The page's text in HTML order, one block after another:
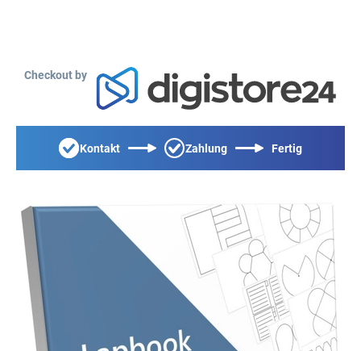
Checkout by
Kontakt Zahlung Fertig